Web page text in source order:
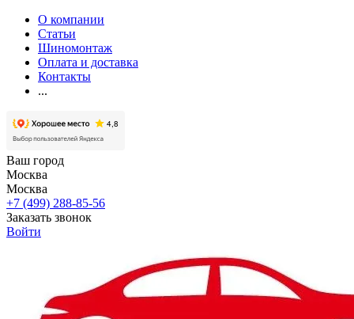
О компании
Статьи
Шиномонтаж
Оплата и доставка
Контакты
...
Ваш город
Москва
Москва
+7 (499) 288-85-56
Заказать звонок
Войти